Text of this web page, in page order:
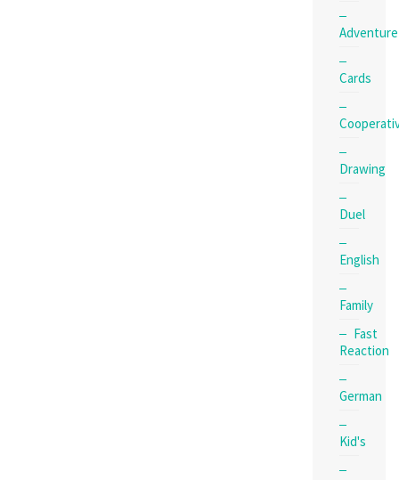
Adventure
Cards
Drawing
Duel
English
Family
Fast
Reaction
German
Kid's